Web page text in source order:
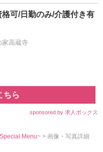
格可/日勤のみ/介護付き有
家高蔵寺
ちら
sponsored by 求人ボックス
Menu~> 画像・写真詳細